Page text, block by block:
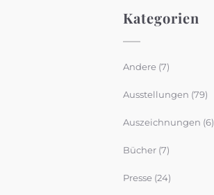
Kategorien
Andere (7)
Ausstellungen (79)
Auszeichnungen (6)
Bücher(7)
Presse (24)